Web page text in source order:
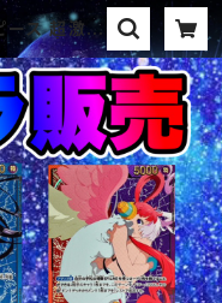
リパ | オリ
門店 (ポケ
ァイス、ドラ